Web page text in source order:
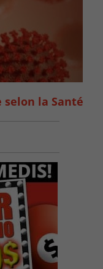
selon la Santé